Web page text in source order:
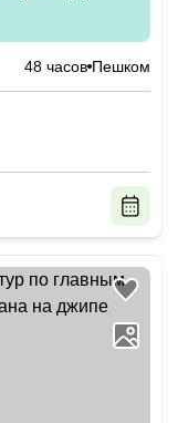
48 часов Пешком